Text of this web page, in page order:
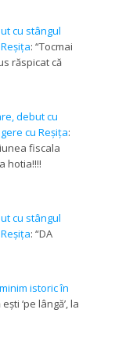
cu stângul
: “Tocmai
răspicat că
debut cu
cu Reșița:
fiscala
hotia!!!!
cu stângul
: “DA
istoric în
‘pe lângă’, la